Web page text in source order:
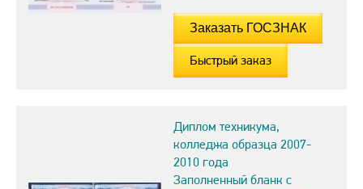
Быстрый заказ
Диплом техникума,
колледжа образца 2007-
2010 года
Заполненный бланк с